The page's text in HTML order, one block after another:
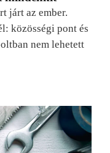
járt az ember.
közösségi pont és
nem lehetett